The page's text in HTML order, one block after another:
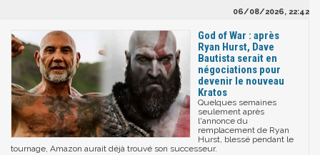
06/08/2026, 22:42
God of War : après
Ryan Hurst, Dave
Bautista serait en
négociations pour
devenir le nouveau
Kratos
Quelques semaines
seulement après
l'annonce du
remplacement de Ryan
Hurst, blessé pendant le
tournage, Amazon aurait déjà trouvé son successeur.